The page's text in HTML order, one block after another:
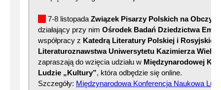
7-8 listopada Związek Pisarzy Polskich na
działający przy nim Ośrodek Badań Dziedzictwa
współpracy z Katedrą Literatury Polskiej i Rosyjskiej
Literaturoznawstwa Uniwersytetu Kazimierza
zapraszają do wzięcia udziału w Międzynarodowej
Ludzie „Kultury”, która odbędzie się online.
Szczegóły: Międzynarodowa Konferencja Naukowa